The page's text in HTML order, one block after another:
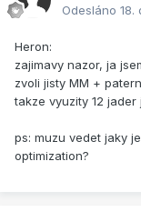
Odesláno 18.
Heron:
zajimavy nazor, ja
zvoli jisty MM +
takze vyuzity 12
ps: muzu vedet jaky
optimization?